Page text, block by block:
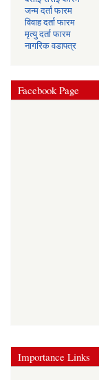
जन्म दर्ता फारम
विवाह दर्ता फारम
मृत्यु दर्ता फारम
नागरिक वडापत्र
Facebook Page
Importance Links